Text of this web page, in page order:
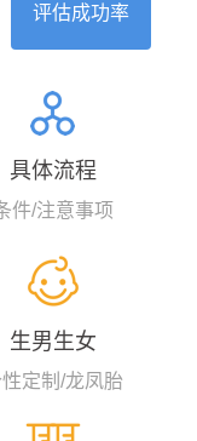
率全美第一，高
在上个世纪1993
的生育专家就完成
一例卵母细胞胞
（ICSI）的试管案
卵子体外受精的
评估成功率
具体流程
件/注意事项
生男生女
定制/龙凤胎